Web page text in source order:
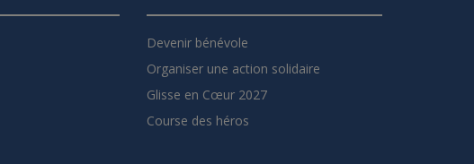
Devenir bénévole
Organiser une action solidaire
Glisse en Cœur 2027
Course des héros